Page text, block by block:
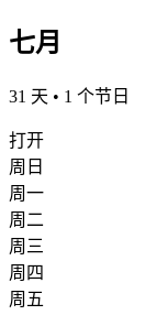
七月
31 天 • 1 个节日
打开
周日
周一
周二
周三
周四
周五